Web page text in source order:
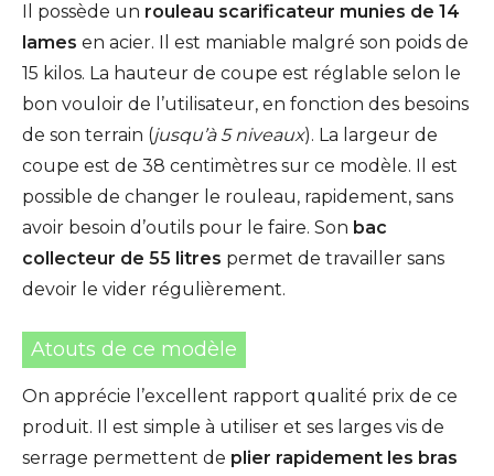
Il possède un rouleau scarificateur munies de 14
lames en acier. Il est maniable malgré son poids de
15 kilos. La hauteur de coupe est réglable selon le
bon vouloir de l’utilisateur, en fonction des besoins
de son terrain (jusqu’à 5 niveaux). La largeur de
coupe est de 38 centimètres sur ce modèle. Il est
possible de changer le rouleau, rapidement, sans
avoir besoin d’outils pour le faire. Son bac
collecteur de 55 litres permet de travailler sans
devoir le vider régulièrement.
Atouts de ce modèle
On apprécie l’excellent rapport qualité prix de ce
produit. Il est simple à utiliser et ses larges vis de
serrage permettent de plier rapidement les bras